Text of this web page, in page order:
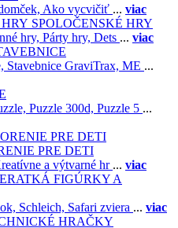
Ako vycvičiť ... viac
SPOLOČENSKÉ HRY
hry, Párty hry, Dets ... viac
Stavebnice GraviTrax, ME ...
Puzzle 300d, Puzzle 5 ...
PRE DETI
a výtvarné hr ... viac
FIGÚRKY A
Schleich, Safari zviera ... viac